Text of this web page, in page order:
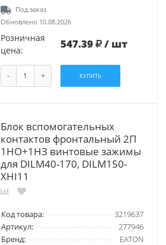
Под заказ
Обновлено 10.08.2026
Розничная
цена:
547.39 / шт
- + КУПИТЬ
Блок вспомогательных
контактов фронтальный 2П
1НО+1НЗ винтовые зажимы
для DILM40-170, DILM150-
XHI11
Код товара:
3219637
Артикул:
277946
Бренд:
EATON